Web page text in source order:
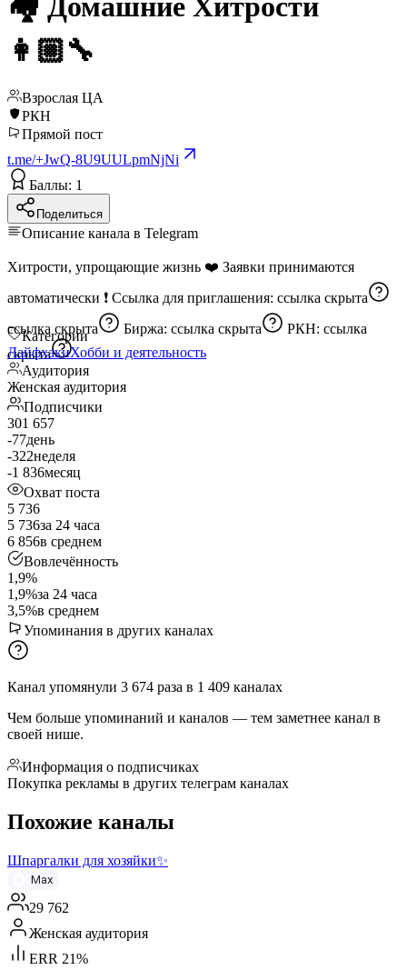
🏘 Домашние Хитрости
👩🏼‍🔧
Взрослая ЦА
РКН
Прямой пост
t.me/+JwQ-8U9UULpmNjNi
Баллы: 1
Поделиться
Описание канала в Telegram
Хитрости, упрощающие жизнь ❤️ Заявки принимаются
автоматически ❗️ Ссылка для приглашения: ссылка скрыта
ссылка скрыта
Биржа: ссылка скрыта РКН: ссылка
скрыта
Категории
ЛайфхакиХобби и деятельность
Аудитория
Женская аудитория
Подписчики
301 657
-77день
-322неделя
-1 836месяц
Охват поста
5 736
5 736за 24 часа
6 856в среднем
Вовлечённость
1,9%
1,9%за 24 часа
3,5%в среднем
Упоминания в других каналах
Канал упомянули 3 674 раза в 1 409 каналах
Чем больше упоминаний и каналов — тем заметнее канал в
своей нише.
Информация о подписчиках
Покупка рекламы в других телеграм каналах
Похожие каналы
Шпаргалки для хозяйки✨
Max
29 762
Женская аудитория
ERR 21%